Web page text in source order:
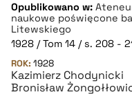
pobierz cytat
BIBTEX
pobierz cytat
Opublikowano w:
naukowe poświęcone
Litewskiego
1928 / Tom 14 / s. 208 -
ROK: 1928
Kazimierz Chodynicki
Bronisław